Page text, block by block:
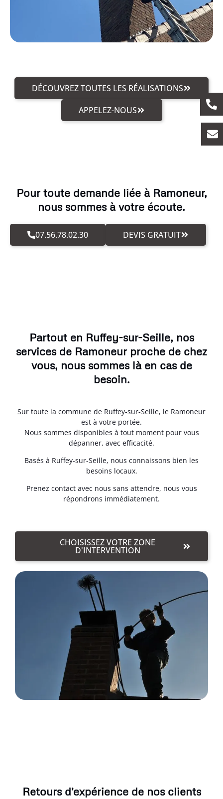
DÉCOUVREZ TOUTES LES RÉALISATIONS
APPELEZ-NOUS
Pour toute demande liée à Ramoneur,
nous sommes à votre écoute.
07.56.78.02.30 DEVIS GRATUIT
Partout en Ruffey-sur-Seille, nos
services de Ramoneur proche de chez
vous, nous sommes là en cas de
besoin.
Sur toute la commune de Ruffey-sur-Seille, le Ramoneur
est à votre portée.
Nous sommes disponibles à tout moment pour vous
dépanner, avec efficacité.
Basés à Ruffey-sur-Seille, nous connaissons bien les
besoins locaux.
Prenez contact avec nous sans attendre, nous vous
répondrons immédiatement.
CHOISISSEZ VOTRE ZONE
D'INTERVENTION
Retours d'expérience de nos clients